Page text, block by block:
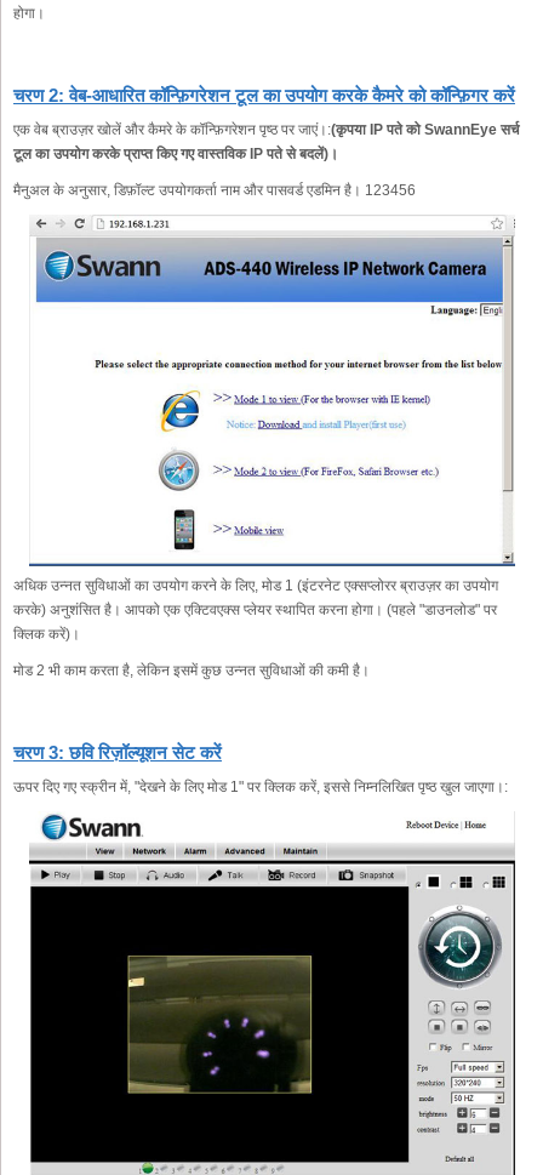
होगा।
चरण 2: वेब-आधारित कॉन्फ़िगरेशन टूल का उपयोग करके कैमरे को कॉन्फ़िगर करें
एक वेब ब्राउज़र खोलें और कैमरे के कॉन्फ़िगरेशन पृष्ठ पर जाएं।:(कृपया IP पते को SwannEye सर्च
टूल का उपयोग करके प्राप्त किए गए वास्तविक IP पते से बदलें)।
मैनुअल के अनुसार, डिफ़ॉल्ट उपयोगकर्ता नाम और पासवर्ड एडमिन है। 123456
अधिक उन्नत सुविधाओं का उपयोग करने के लिए, मोड 1 (इंटरनेट एक्सप्लोरर ब्राउज़र का उपयोग
करके) अनुशंसित है। आपको एक एक्टिवएक्स प्लेयर स्थापित करना होगा। (पहले "डाउनलोड" पर
क्लिक करें)।
मोड 2 भी काम करता है, लेकिन इसमें कुछ उन्नत सुविधाओं की कमी है।
चरण 3: छवि रिज़ॉल्यूशन सेट करें
ऊपर दिए गए स्क्रीन में, "देखने के लिए मोड 1" पर क्लिक करें, इससे निम्नलिखित पृष्ठ खुल जाएगा।: